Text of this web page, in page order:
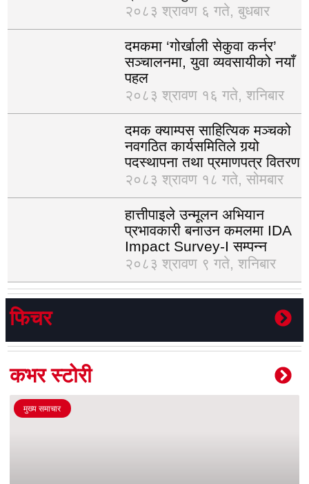
२०८३ श्रावण ६ गते, बुधबार
दमकमा ‘गोर्खाली सेकुवा कर्नर’
सञ्चालनमा, युवा व्यवसायीको नयाँ
पहल
२०८३ श्रावण १६ गते, शनिबार
दमक क्याम्पस साहित्यिक मञ्चको
नवगठित कार्यसमितिले गर्‍यो
पदस्थापना तथा प्रमाणपत्र वितरण
२०८३ श्रावण १८ गते, सोमबार
हात्तीपाइले उन्मूलन अभियान
प्रभावकारी बनाउन कमलमा IDA
Impact Survey-I सम्पन्न
२०८३ श्रावण ९ गते, शनिबार
फिचर
कभर स्टोरी
मुख्य समाचार